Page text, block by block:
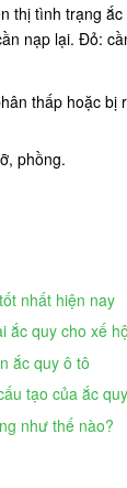
thị tình trạng
nạp lại. Đỏ:
thấp hoặc bị
phồng.
nhất hiện nay
ắc quy cho xế
ắc quy ô tô
tạo của ắc quy
như thế nào?